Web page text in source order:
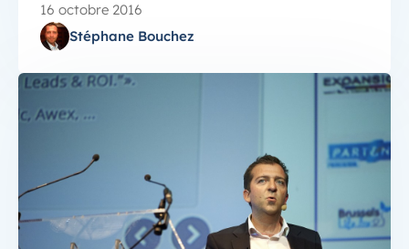
16 octobre 2016
Stéphane Bouchez